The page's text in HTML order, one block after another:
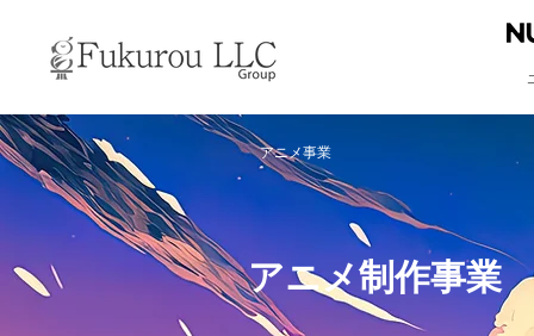
アニメ事業
アニメ制作事業